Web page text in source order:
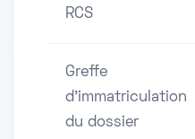
RCS
Greffe
d'immatriculation
du dossier